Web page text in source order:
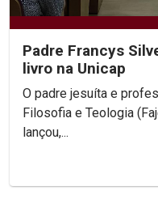
Padre Francys
livro na Unicap
O padre jesuíta e
Filosofia e Teologia
lançou,...